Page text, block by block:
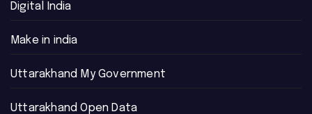
Digital India
Make in india
Uttarakhand My Government
Uttarakhand Open Data